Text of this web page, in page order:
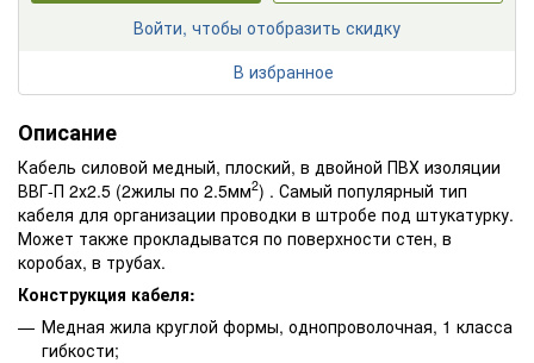
Войти, чтобы отобразить скидку
В избранное
Описание
Кабель силовой медный, плоский, в двойной ПВХ изоляции
ВВГ-П 2х2.5 (2жилы по 2.5мм2) . Самый популярный тип
кабеля для организации проводки в штробе под штукатурку.
Может также прокладыватся по поверхности стен, в
коробах, в трубах.
Конструкция кабеля:
Медная жила круглой формы, однопроволочная, 1 класса
гибкости;